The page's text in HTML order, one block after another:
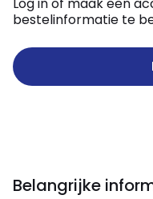
bestelinformatie te
Belangrijke